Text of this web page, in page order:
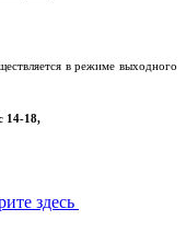
в режиме выходного
14-18,
здесь